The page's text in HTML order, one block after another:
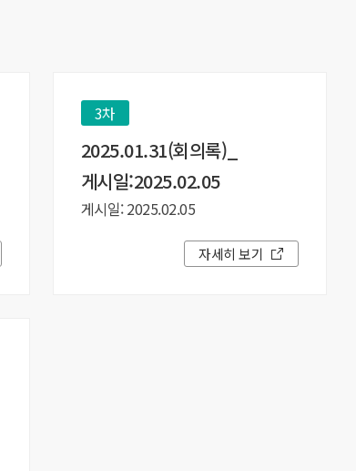
3차
2025.01.31(회의록)_
게시일:2025.02.05
게시일: 2025.02.05
자세히 보기